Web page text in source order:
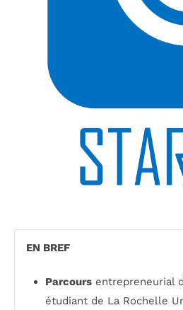
EN BREF
Parcours entrepreneurial
étudiant de La Rochelle